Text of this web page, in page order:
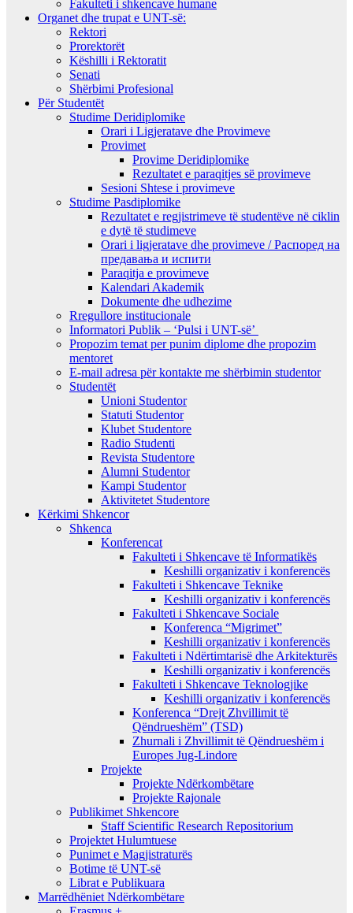
Fakulteti i shkencave humane
Organet dhe trupat e UNT-së:
Rektori
Prorektorët
Këshilli i Rektoratit
Senati
Shërbimi Profesional
Për Studentët
Studime Deridiplomike
Orari i Ligjeratave dhe Provimeve
Provimet
Provime Deridiplomike
Rezultatet e paraqitjes së provimeve
Sesioni Shtese i provimeve
Studime Pasdiplomike
Rezultatet e regjistrimeve të studentëve në ciklin
e dytë të studimeve
Orari i ligjeratave dhe provimeve / Распоред на
предавањa и испити
Paraqitja e provimeve
Kalendari Akademik
Dokumente dhe udhezime
Rregullore institucionale
Informatori Publik – ‘Pulsi i UNT-së’
Propozim temat per punim diplome dhe propozim
mentoret
E-mail adresa për kontakte me shërbimin studentor
Studentët
Unioni Studentor
Statuti Studentor
Klubet Studentore
Radio Studenti
Revista Studentore
Alumni Studentor
Kampi Studentor
Aktivitetet Studentore
Kërkimi Shkencor
Shkenca
Konferencat
Fakulteti i Shkencave të Informatikës
Keshilli organizativ i konferencës
Fakulteti i Shkencave Teknike
Keshilli organizativ i konferencës
Fakulteti i Shkencave Sociale
Konferenca “Migrimet”
Keshilli organizativ i konferencës
Fakulteti i Ndërtimtarisë dhe Arkitekturës
Keshilli organizativ i konferencës
Fakulteti i Shkencave Teknologjike
Keshilli organizativ i konferencës
Konferenca “Drejt Zhvillimit të
Qëndrueshëm” (TSD)
Zhurnali i Zhvillimit të Qëndrueshëm i
Europes Jug-Lindore
Projekte
Projekte Ndërkombëtare
Projekte Rajonale
Publikimet Shkencore
Staff Scientific Research Repositorium
Projektet Hulumtuese
Punimet e Magjistraturës
Botime të UNT-së
Librat e Publikuara
Marrëdhëniet Ndërkombëtare